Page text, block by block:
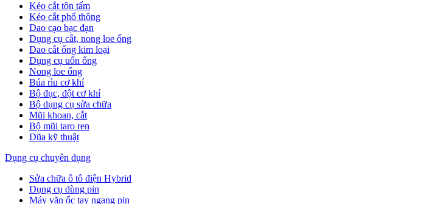
Kéo cắt tôn tấm
Kéo cắt phổ thông
Dao cạo bạc đạn
Dụng cụ cắt, nong loe ống
Dao cắt ống kim loại
Dụng cụ uốn ống
Nong loe ống
Búa rìu cơ khí
Bộ đục, đột cơ khí
Bộ dụng cụ sửa chữa
Mũi khoan, cắt
Bộ mũi taro ren
Dũa kỹ thuật
Dụng cụ chuyên dụng
Sửa chữa ô tô điện Hybrid
Dụng cụ dùng pin
Máy vặn ốc tay ngang pin